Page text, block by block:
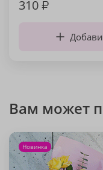
310₽
Вам может
Новинка